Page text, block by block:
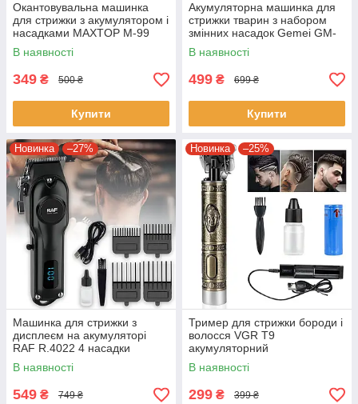
Окантовувальна машинка
для стрижки з акумулятором і
насадками MAXTOP M-99
В наявності
349 ₴ 500 ₴
Купити
Акумуляторна машинка для
стрижки тварин з набором
змінних насадок Gemei GM-
634
В наявності
499 ₴ 699 ₴
Купити
Новинка –27%
Машинка для стрижки з
дисплеєм на акумуляторі
RAF R.4022 4 насадки
В наявності
549 ₴ 749 ₴
Новинка –25%
Тример для стрижки бороди і
волосся VGR T9
акумуляторний
В наявності
299 ₴ 399 ₴